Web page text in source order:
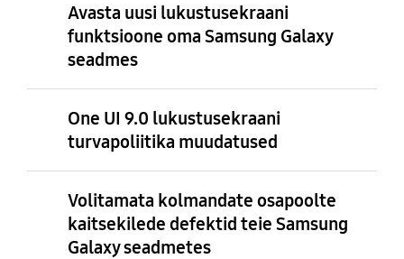
Avasta uusi lukustusekraani
funktsioone oma Samsung Galaxy
seadmes
One UI 9.0 lukustusekraani
turvapoliitika muudatused
Volitamata kolmandate osapoolte
kaitsekilede defektid teie Samsung
Galaxy seadmetes